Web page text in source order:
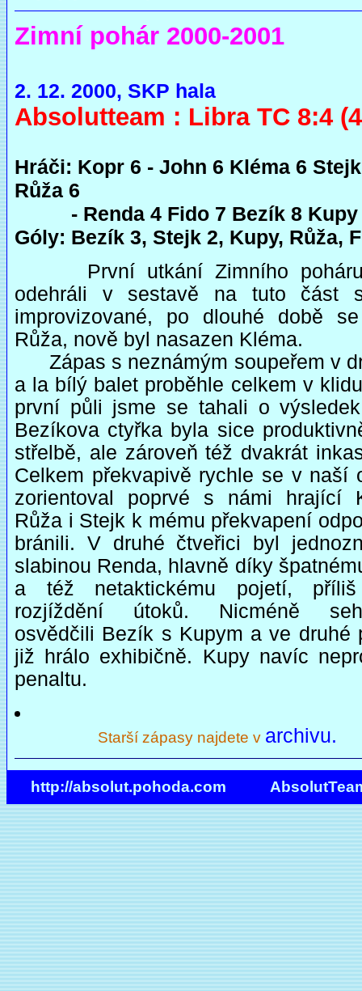
Zimní pohár 2000-2001
2. 12. 2000, SKP hala
Absolutteam : Libra TC 8:4
Hráči: Kopr 6 - John 6 Kléma 6
Růža 6
- Renda 4 Fido 7 Bezík 8 Kupy
Góly: Bezík 3, Stejk 2, Kupy, Růža,
První utkání Zimního
odehráli v sestavě na tuto část
improvizované, po dlouhé době
Růža, nově byl nasazen Kléma.
Zápas s neznámým soupeřem v
a la bílý balet proběhle celkem v
první půli jsme se tahali o
Bezíkova ctyřka byla sice
střelbě, ale zároveň též dvakrát
Celkem překvapivě rychle se v naší
zorientoval poprvé s námi hrající
Růža i Stejk k mému překvapení
bránili. V druhé čtveřici byl
slabinou Renda, hlavně díky
a též netaktickému pojetí,
rozjíždění útoků. Nicméně
osvědčili Bezík s Kupym a ve druhé
již hrálo exhibičně. Kupy navíc
penaltu.
Starší zápasy najdete v archivu.
http://absolut.pohoda.com